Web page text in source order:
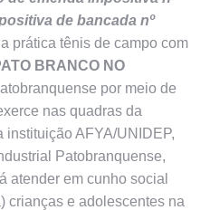
de bancada nº
prática tênis de campo com
BRANCO NO
por meio de
nas quadras da
AFYA/UNIDEP,
Patobranquense,
atender em cunho social
crianças e adolescentes na